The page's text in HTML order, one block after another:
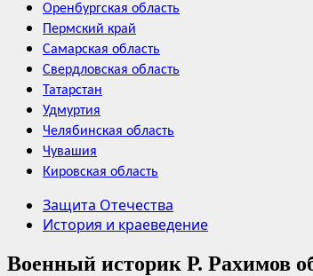
Оренбургская область
Пермский край
Самарская область
Свердловская область
Татарстан
Удмуртия
Челябинская область
Чувашия
Кировская область
Защита Отечества
История и краеведение
Военный историк Р. Рахимов